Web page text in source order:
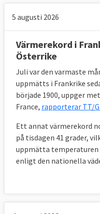
5 augusti 2026
Värmerekord i
Österrike
Juli var den varmaste
uppmätts i Frankrike
började 1900, uppger
France, rapporterar TT/
Ett annat värmerekord
på tisdagen 41 grader,
uppmätta temperaturen
enligt den nationella